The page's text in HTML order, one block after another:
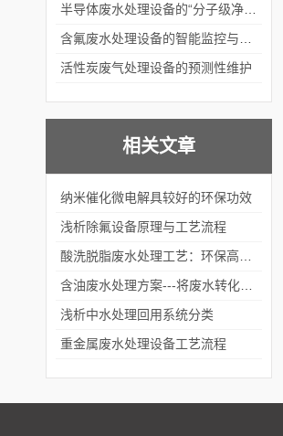
活性炭废气处理设备的预测性维护
相关文章
纳米催化微电解具较好的环保功效
浅析除氟设备原理与工艺流程
浅析中水处理回用系统分类
重金属废水处理设备工艺流程